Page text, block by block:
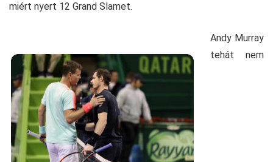
miért nyert 12 Grand Slamet.
Andy Murray
tehát nem